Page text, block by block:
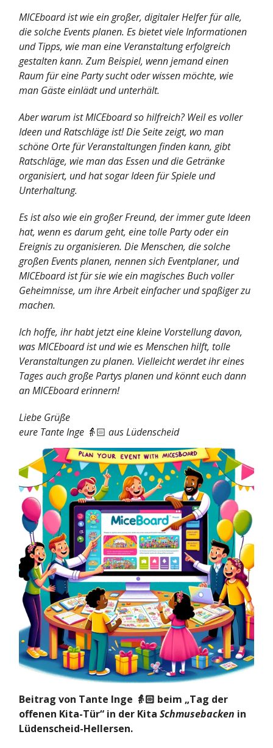
MICEboard ist wie ein großer, digitaler Helfer für alle,
die solche Events planen. Es bietet viele Informationen
und Tipps, wie man eine Veranstaltung erfolgreich
gestalten kann. Zum Beispiel, wenn jemand einen
Raum für eine Party sucht oder wissen möchte, wie
man Gäste einlädt und unterhält.
Aber warum ist MICEboard so hilfreich? Weil es voller
Ideen und Ratschläge ist! Die Seite zeigt, wo man
schöne Orte für Veranstaltungen finden kann, gibt
Ratschläge, wie man das Essen und die Getränke
organisiert, und hat sogar Ideen für Spiele und
Unterhaltung.
Es ist also wie ein großer Freund, der immer gute Ideen
hat, wenn es darum geht, eine tolle Party oder ein
Ereignis zu organisieren. Die Menschen, die solche
großen Events planen, nennen sich Eventplaner, und
MICEboard ist für sie wie ein magisches Buch voller
Geheimnisse, um ihre Arbeit einfacher und spaßiger zu
machen.
Ich hoffe, ihr habt jetzt eine kleine Vorstellung davon,
was MICEboard ist und wie es Menschen hilft, tolle
Veranstaltungen zu planen. Vielleicht werdet ihr eines
Tages auch große Partys planen und könnt euch dann
an MICEboard erinnern!
Liebe Grüße
eure Tante Inge 👵🏻 aus Lüdenscheid
Beitrag von Tante Inge 👵🏻 beim „Tag der
offenen Kita-Tür“ in der Kita Schmusebacken in
Lüdenscheid-Hellersen.